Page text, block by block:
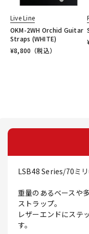
Live Line
OKM-2WH Orchid Guitar
Straps (WHITE)
¥8,800 （税込）
LSB48 Series/70ミ
重量のあるベースや
ストラップ。
レザーエンドにステ
す。